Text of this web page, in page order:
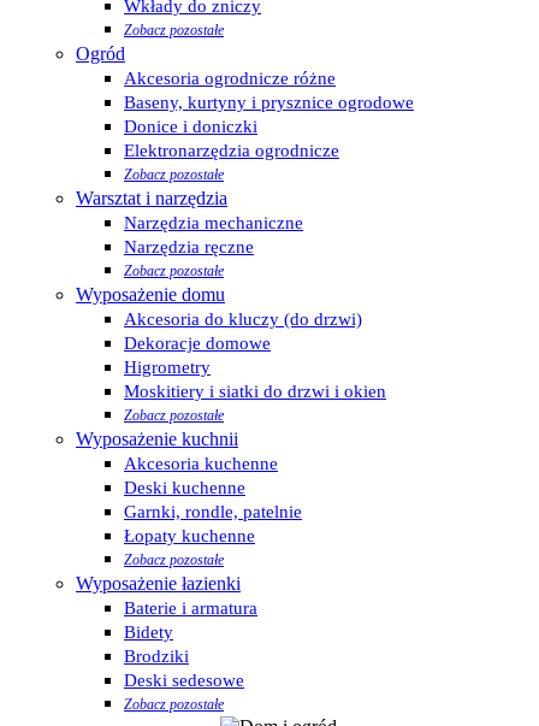
Wkłady do zniczy
Zobacz pozostałe
Ogród
Akcesoria ogrodnicze różne
Baseny, kurtyny i prysznice ogrodowe
Donice i doniczki
Elektronarzędzia ogrodnicze
Zobacz pozostałe
Warsztat i narzędzia
Narzędzia mechaniczne
Narzędzia ręczne
Zobacz pozostałe
Wyposażenie domu
Akcesoria do kluczy (do drzwi)
Dekoracje domowe
Higrometry
Moskitiery i siatki do drzwi i okien
Zobacz pozostałe
Wyposażenie kuchnii
Akcesoria kuchenne
Deski kuchenne
Garnki, rondle, patelnie
Łopaty kuchenne
Zobacz pozostałe
Wyposażenie łazienki
Baterie i armatura
Bidety
Brodziki
Deski sedesowe
Zobacz pozostałe